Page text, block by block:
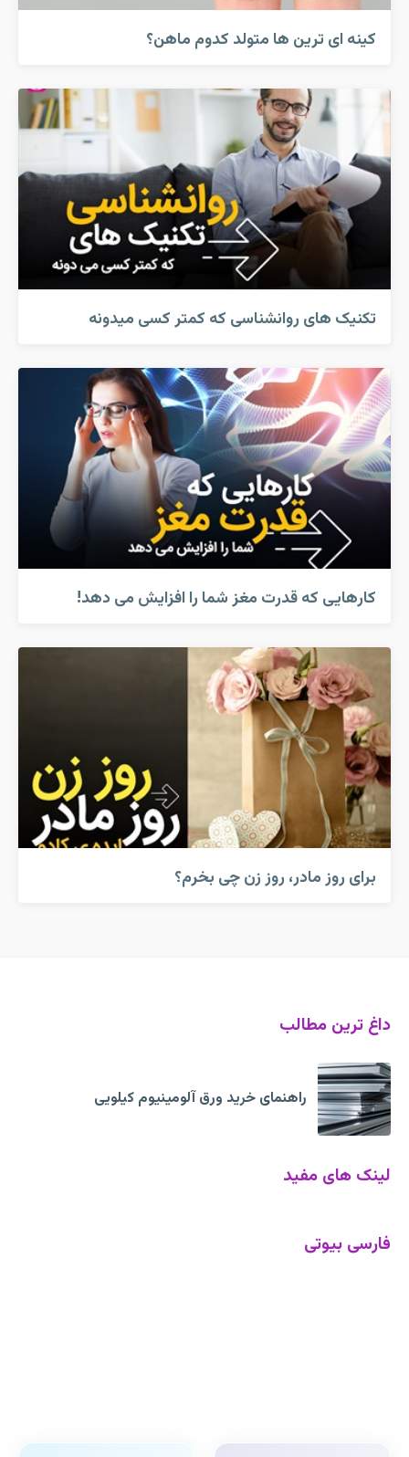
کینه ای ترین ها متولد کدوم ماهن؟
تکنیک های روانشناسی که کمتر کسی میدونه
کارهایی که قدرت مغز شما را افزایش می دهد!
برای روز مادر، روز زن چی بخرم؟
داغ ترین مطالب
راهنمای خرید ورق آلومینیوم کیلویی
لینک های مفید
فارسی بیوتی